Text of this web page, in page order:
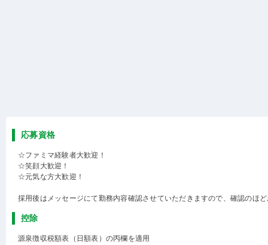
応募資格
☆ファミマ経験者大歓迎！
☆笑顔大歓迎！
☆元気な方大歓迎！
採用後はメッセージにて勤務内容確認させていただきますので、確認のほ
控除
源泉徴収税額表（日額表）の丙欄を適用